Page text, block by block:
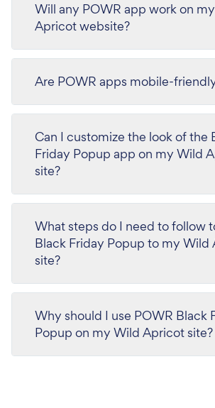
Will any POWR app work on
Apricot website?
Are POWR apps mobile-
Can I customize the look of the
Friday Popup app on my Wild
site?
What steps do I need to follow
Black Friday Popup to my Wild
site?
Why should I use POWR Black
Popup on my Wild Apricot site?